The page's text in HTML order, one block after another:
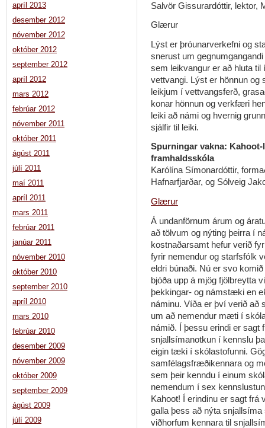
Salvör Gissurardóttir, lektor,
Glærur
Lýst er þróunarverkefni og
snerust um
sem leikvangur er að hluta
vettvangi. Lýst er hönnun og
leikjum í vettvangsferð,
konar hönnun og verkfæri
leiki að námi og hvernig
sjálfir til leiki.
Spurningar vakna:
framhaldsskóla
Karólína Símonardóttir,
Hafnarfjarðar, og Sólveig
Glærur
Á undanförnum árum og
að tölvum og nýting þeirra í
kostnaðarsamt hefur verið
fyrir nemendur og starfsfólk
eldri búnaði. Nú er svo
bjóða upp á mjög fjölbreytta
þekkingar- og námstæki en
náminu. Víða er því verið að
um að nemendur mæti í
námið. Í þessu erindi er sagt
snjallsímanotkun í kennslu
eigin tæki í skólastofunni.
samfélagsfræðikennara og
sem þeir kenndu í einum
nemendum í sex
Kahoot! Í erindinu er sagt
galla þess að nýta
viðhorfum kennara til
apríl 2013
desember 2012
nóvember 2012
október 2012
september 2012
apríl 2012
mars 2012
febrúar 2012
nóvember 2011
október 2011
ágúst 2011
júlí 2011
maí 2011
apríl 2011
mars 2011
febrúar 2011
janúar 2011
nóvember 2010
október 2010
september 2010
apríl 2010
mars 2010
febrúar 2010
desember 2009
nóvember 2009
október 2009
september 2009
ágúst 2009
júlí 2009